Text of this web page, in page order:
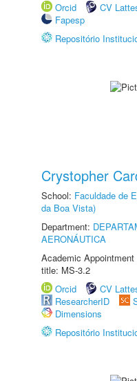
Orcid
CV
Fapesp
Repositório
Crystopher
School: Faculdade de
da Boa Vista)
Department:
AERONÁUTICA
Academic
title: MS-3.2
Orcid
CV
ResearcherID
Dimensions
Repositório